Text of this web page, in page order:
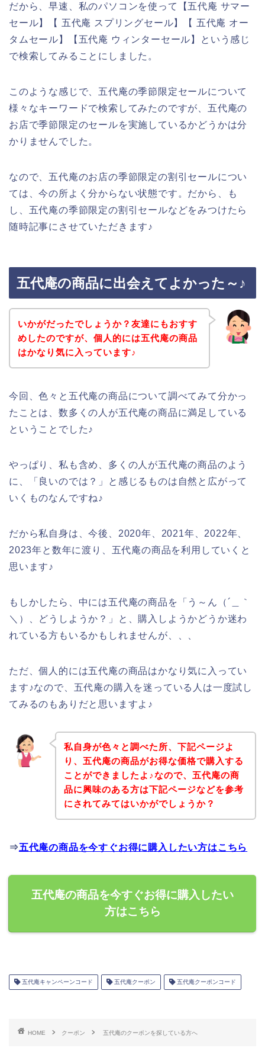
だから、早速、私のパソコンを使って【五代庵 サマー
セール】【 五代庵 スプリングセール】【 五代庵 オー
タムセール】【五代庵 ウィンターセール】という感じ
で検索してみることにしました。
このような感じで、五代庵の季節限定セールについて
様々なキーワードで検索してみたのですが、五代庵の
お店で季節限定のセールを実施しているかどうかは分
かりませんでした。
なので、五代庵のお店の季節限定の割引セールについ
ては、今の所よく分からない状態です。だから、も
し、五代庵の季節限定の割引セールなどをみつけたら
随時記事にさせていただきます♪
五代庵の商品に出会えてよかった～♪
いかがだったでしょうか？友達にもおすす
めしたのですが、個人的には五代庵の商品
はかなり気に入っています♪
今回、色々と五代庵の商品について調べてみて分かっ
たことは、数多くの人が五代庵の商品に満足している
ということでした♪
やっぱり、私も含め、多くの人が五代庵の商品のよう
に、「良いのでは？」と感じるものは自然と広がって
いくものなんですね♪
だから私自身は、今後、2020年、2021年、2022年、
2023年と数年に渡り、五代庵の商品を利用していくと
思います♪
もしかしたら、中には五代庵の商品を「う～ん（´＿｀
＼）、どうしようか？」と、購入しようかどうか迷わ
れている方もいるかもしれませんが、、、
ただ、個人的には五代庵の商品はかなり気に入ってい
ます♪なので、五代庵の購入を迷っている人は一度試し
てみるのもありだと思いますよ♪
私自身が色々と調べた所、下記ページよ
り、五代庵の商品がお得な価格で購入する
ことができましたよ♪なので、五代庵の商
品に興味のある方は下記ページなどを参考
にされてみてはいかがでしょうか？
⇒五代庵の商品を今すぐお得に購入したい方はこちら
五代庵の商品を今すぐお得に購入したい
方はこちら
五代庵キャンペーンコード 五代庵クーポン 五代庵クーポンコード
HOME クーポン 五代庵のクーポンを探している方へ